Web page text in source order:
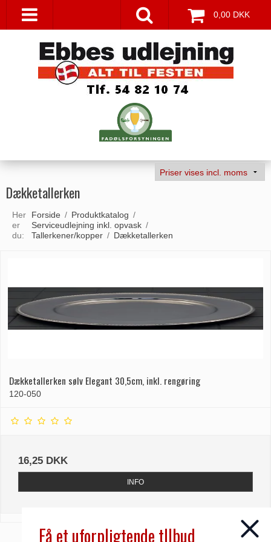
0,00 DKK
Dækketallerken
Her
er
du:
Forside / Produktkatalog /
Serviceudlejning inkl. opvask /
Tallerkener/kopper / Dækketallerken
Dækketallerken sølv Elegant 30,5cm, inkl. rengøring
120-050
16,25 DKK
INFO
Få et uforpligtende tllbud